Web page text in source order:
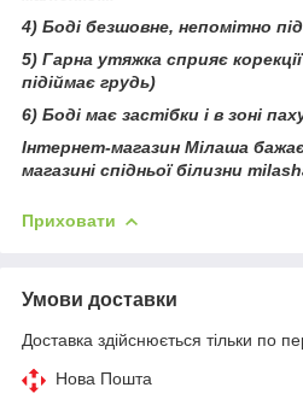
4) Боді безшовне, непомітно
5) Гарна утяжка сприяє
підіймає грудь)
6) Боді має застібки і в зоні
Інтернет-магазин Мілаша
магазині спідньої білизни
Приховати
Умови доставки
Доставка здійснюється тільки по
Нова Пошта